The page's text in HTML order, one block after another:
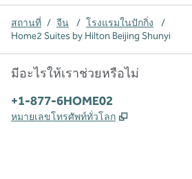
สถานที่ / จีน / โรงแรมในปักกิ่ง
/
Home2 Suites by Hilton Beijing Shunyi
มีอะไรให้เราช่วยหรือไม่
โทรศัพท์:
+1-877-6HOME02
หมายเลขโทรศัพท์ทั่วโลก ,